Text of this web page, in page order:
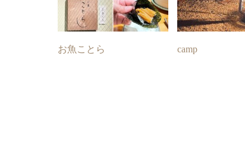
お魚ことら camp